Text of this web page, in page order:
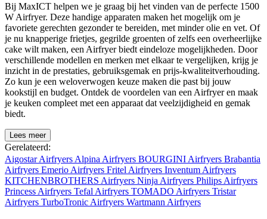
Bij MaxICT helpen we je graag bij het vinden van de perfecte 1500
W Airfryer. Deze handige apparaten maken het mogelijk om je
favoriete gerechten gezonder te bereiden, met minder olie en vet. Of
je nu knapperige frietjes, gegrilde groenten of zelfs een overheerlijke
cake wilt maken, een Airfryer biedt eindeloze mogelijkheden. Door
verschillende modellen en merken met elkaar te vergelijken, krijg je
inzicht in de prestaties, gebruiksgemak en prijs-kwaliteitverhouding.
Zo kun je een weloverwogen keuze maken die past bij jouw
kookstijl en budget. Ontdek de voordelen van een Airfryer en maak
je keuken compleet met een apparaat dat veelzijdigheid en gemak
biedt.
Lees meer
Gerelateerd:
Aigostar Airfryers Alpina Airfryers BOURGINI Airfryers Brabantia
Airfryers Emerio Airfryers Fritel Airfryers Inventum Airfryers
KITCHENBROTHERS Airfryers Ninja Airfryers Philips Airfryers
Princess Airfryers Tefal Airfryers TOMADO Airfryers Tristar
Airfryers TurboTronic Airfryers Wartmann Airfryers